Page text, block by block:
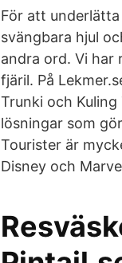
För att
svängbara hjul
andra ord. Vi har
fjäril. På
Trunki och
lösningar som
Tourister är
Disney och